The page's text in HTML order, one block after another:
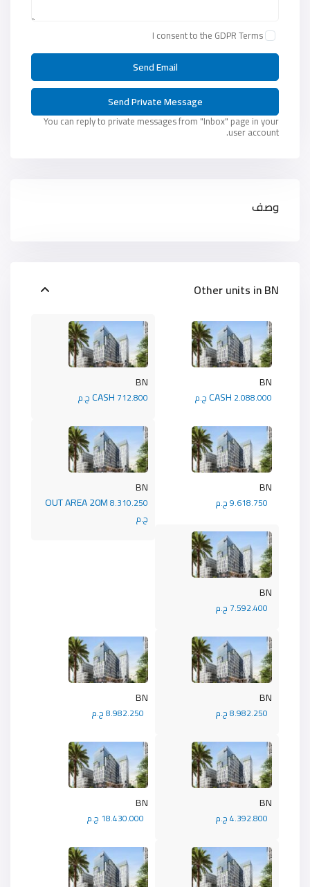
وصف
Other units inBN
BN
CASH 712.800 ج.م
BN
CASH 2.088.000 ج.م
BN
OUT AREA 20M8.310.250
ج.م
BN
BN
BN BN
BN BN
I consent to the GDPR Terms
You can reply to private messages from "Inbox" page in your
user account.